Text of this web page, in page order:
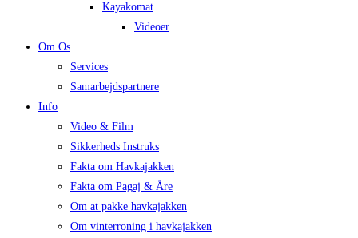
Kayakomat
Videoer
Om Os
Services
Samarbejdspartnere
Info
Video & Film
Sikkerheds Instruks
Fakta om Havkajakken
Fakta om Pagaj & Åre
Om at pakke havkajakken
Om vinterroning i havkajakken